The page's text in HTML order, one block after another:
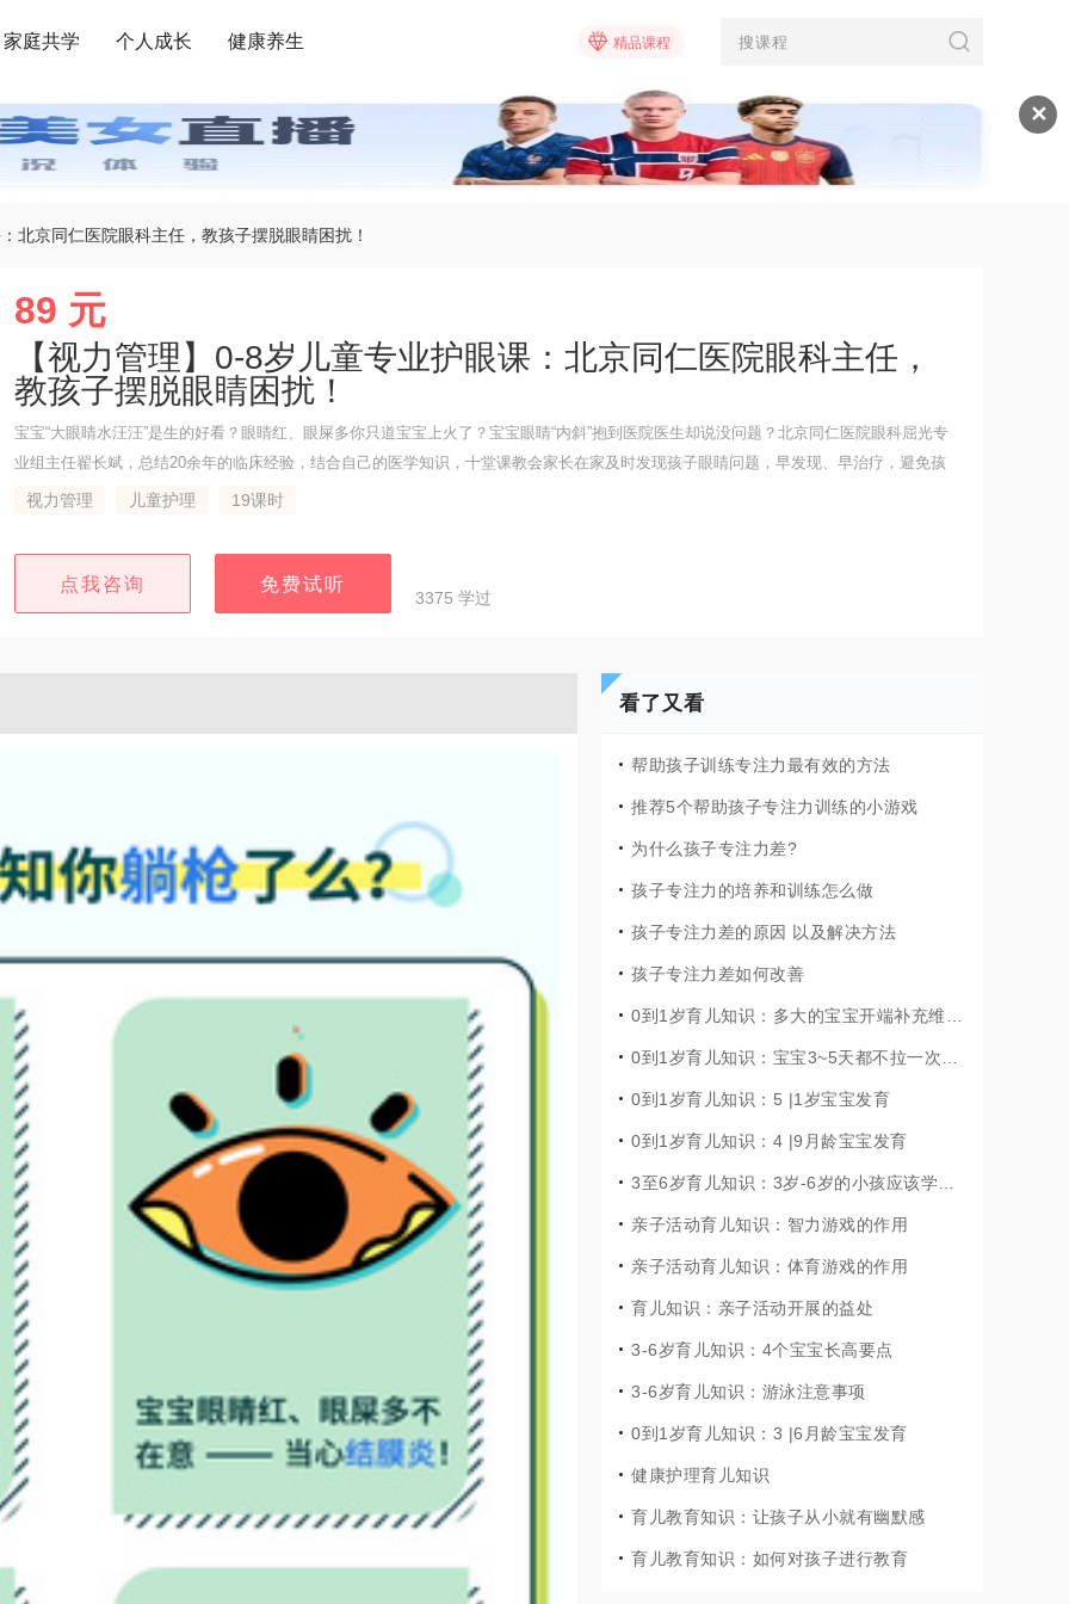
✕
家庭共学 个人成长 健康养生 精品课程
北京同仁医院眼科主任，教孩子摆脱眼睛困扰！
89 元
【视力管理】0-8岁儿童专业护眼课：北京同仁医院眼科主任，
教孩子摆脱眼睛困扰！
宝宝“大眼睛水汪汪”是生的好看？眼睛红、眼屎多你只道宝宝上火了？宝宝眼睛“内斜”抱到医院医生却说没问题？北京同仁医院眼科屈光专
业组主任翟长斌，总结20余年的临床经验，结合自己的医学知识，十堂课教会家长在家及时发现孩子眼睛问题，早发现、早治疗，避免孩
子错过最佳治疗时间，贻误终生。
视力管理 儿童护理 19课时
点我咨询 免费试听
3375 学过
看了又看
帮助孩子训练专注力最有效的方法
推荐5个帮助孩子专注力训练的小游戏
为什么孩子专注力差?
孩子专注力的培养和训练怎么做
孩子专注力差的原因 以及解决方法
孩子专注力差如何改善
0到1岁育儿知识：5 |1岁宝宝发育
0到1岁育儿知识：4 |9月龄宝宝发育
亲子活动育儿知识：智力游戏的作用
亲子活动育儿知识：体育游戏的作用
育儿知识：亲子活动开展的益处
3-6岁育儿知识：4个宝宝长高要点
3-6岁育儿知识：游泳注意事项
0到1岁育儿知识：3 |6月龄宝宝发育
健康护理育儿知识
育儿教育知识：让孩子从小就有幽默感
育儿教育知识：如何对孩子进行教育